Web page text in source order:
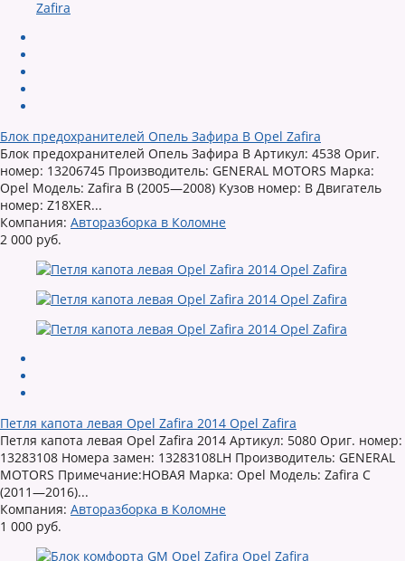
Блок предохранителей Опель Зафира B Opel Zafira
Блок предохранителей Опель Зафира B Артикул: 4538 Ориг.
номер: 13206745 Производитель: GENERAL MOTORS Марка:
Opel Модель: Zafira B (2005—2008) Кузов номер: B Двигатель
номер: Z18XER...
Компания: Авторазборка в Коломне
2 000 руб.
Петля капота левая Opel Zafira 2014 Opel Zafira
Петля капота левая Opel Zafira 2014 Артикул: 5080 Ориг. номер:
13283108 Номера замен: 13283108LH Производитель: GENERAL
MOTORS Примечание:НОВАЯ Марка: Opel Модель: Zafira C
(2011—2016)...
Компания: Авторазборка в Коломне
1 000 руб.